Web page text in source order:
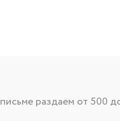
раздаем от 500